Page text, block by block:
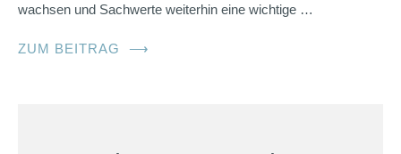
wachsen und Sachwerte weiterhin eine wichtige …
ZUM BEITRAG ⟶